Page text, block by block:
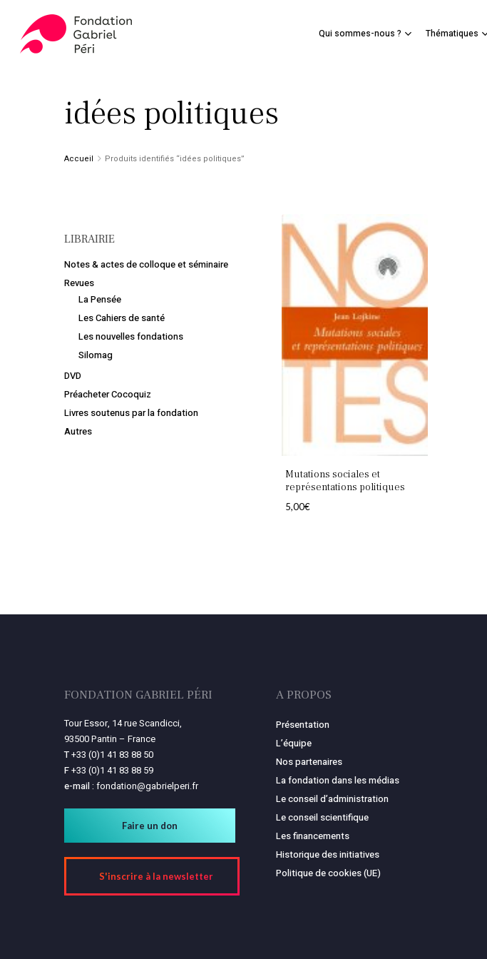
main
Qui sommes-nous ? Thématiques
idées politiques
Accueil Produits identifiés “idées politiques”
LIBRAIRIE
Notes & actes de colloque et séminaire
Revues
La Pensée
Les Cahiers de santé
Les nouvelles fondations
Silomag
DVD
Préacheter Cocoquiz
Livres soutenus par la fondation
Autres
Mutations sociales et
représentations politiques
5,00€
FONDATION GABRIEL PÉRI
Tour Essor, 14 rue Scandicci,
93500 Pantin – France
T+33 (0)1 41 83 88 50
F+33 (0)1 41 83 88 59
e-mail : fondation@gabrielperi.fr
Faire un don
S'inscrire à la newsletter
A PROPOS
Présentation
L’équipe
Nos partenaires
La fondation dans les médias
Le conseil d’administration
Le conseil scientifique
Les financements
Historique des initiatives
Politique de cookies (UE)